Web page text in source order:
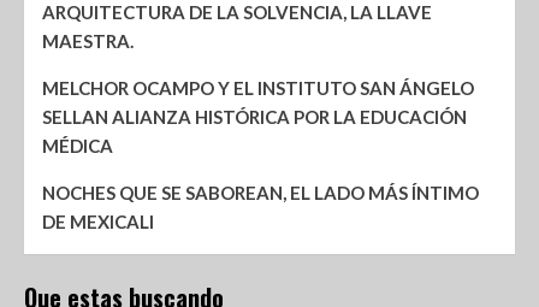
ARQUITECTURA DE LA SOLVENCIA, LA LLAVE
MAESTRA.
MELCHOR OCAMPO Y EL INSTITUTO SAN ÁNGELO
SELLAN ALIANZA HISTÓRICA POR LA EDUCACIÓN
MÉDICA
NOCHES QUE SE SABOREAN, EL LADO MÁS ÍNTIMO
DE MEXICALI
Que estas buscando